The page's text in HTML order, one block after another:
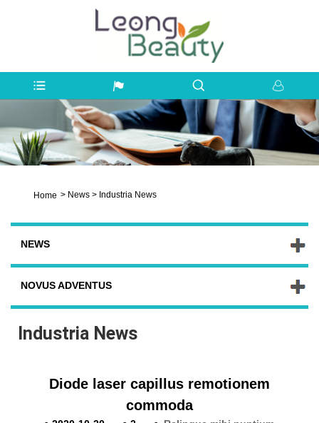
Home > News > Industria News
NEWS
NOVUS ADVENTUS
Industria News
Diode laser capillus remotionem
commoda